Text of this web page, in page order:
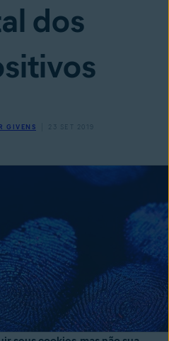
dos
GIVENS 23 SET 2019